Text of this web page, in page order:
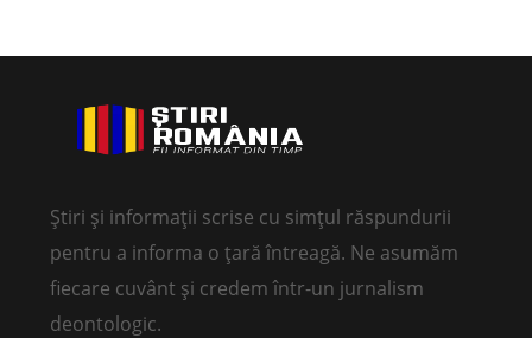
Știri și informații scrise cu simțul răspundurii
pentru a informa o țară întreagă. Ne asumăm
fiecare cuvânt și credem într-un jurnalism
deontologic.